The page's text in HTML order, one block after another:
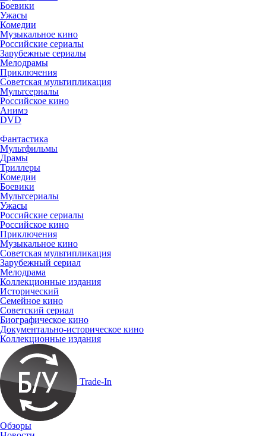
Боевики
Ужасы
Комедии
Музыкальное кино
Российские сериалы
Зарубежные сериалы
Мелодрамы
Приключения
Советская мультипликация
Мультсериалы
Российское кино
Анимэ
DVD
Фантастика
Мультфильмы
Драмы
Триллеры
Комедии
Боевики
Мультсериалы
Ужасы
Российские сериалы
Российское кино
Приключения
Музыкальное кино
Советская мультипликация
Зарубежный сериал
Мелодрама
Коллекционные издания
Исторический
Семейное кино
Советский сериал
Биографическое кино
Документально-историческое кино
Коллекционные издания
Trade-In
Обзоры